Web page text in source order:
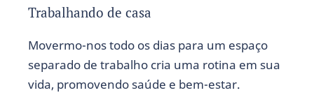
Trabalhando de casa
Movermo-nos todo os dias para um espaço
separado de trabalho cria uma rotina em sua
vida, promovendo saúde e bem-estar.